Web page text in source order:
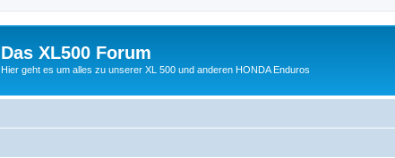
Das XL500 Forum
Hier geht es um alles zu unserer XL 500 und anderen HONDA Enduros